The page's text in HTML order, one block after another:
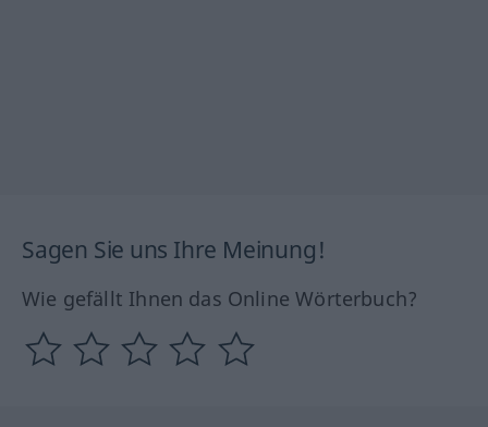
Sagen Sie uns Ihre Meinung!
Wie gefällt Ihnen das Online Wörterbuch?